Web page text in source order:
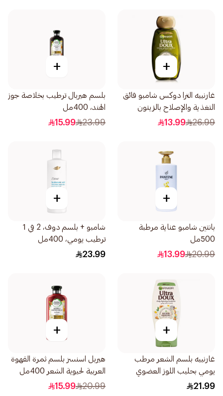
+
غارنييه الترا دوكس شامبو فائق
التغذية والإصلاح بالزيتون
الأسطوري 600مل
26.99
13.99
+
بلسم هيربال ترطيب بخلاصة جوز
الهند، 400مل
23.99
15.99
+
بانتين شامبو عناية مرطبة
500مل
20.99
13.99
+
شامبو + بلسم دوف، 2 في 1
ترطيب يومي، 400مل
23.99
+
غارنييه بلسم الشعر مرطب
يومي بحليب اللوز العضوي
400مل
21.99
+
هيربل اسنسز بلسم ثمرة القهوة
العربية لحيوية الشعر 400مل
20.99
15.99